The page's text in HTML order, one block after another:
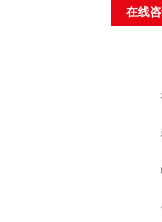
在线